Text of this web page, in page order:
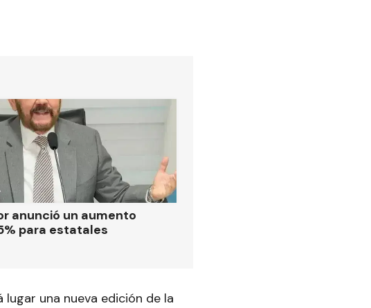
anunció un aumento
para estatales
lugar una nueva edición de la